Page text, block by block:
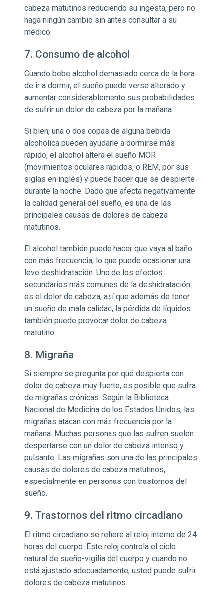
cabeza matutinos reduciendo su ingesta, pero no
haga ningún cambio sin antes consultar a su
médico.
7. Consumo de alcohol
Cuando bebe alcohol demasiado cerca de la hora
de ir a dormir, el sueño puede verse alterado y
aumentar considerablemente sus probabilidades
de sufrir un dolor de cabeza por la mañana.
Si bien, una o dos copas de alguna bebida
alcohólica pueden ayudarle a dormirse más
rápido, el alcohol altera el sueño MOR
(movimientos oculares rápidos, o REM, por sus
siglas en inglés) y puede hacer que se despierte
durante la noche. Dado que afecta negativamente
la calidad general del sueño, es una de las
principales causas de dolores de cabeza
matutinos.
El alcohol también puede hacer que vaya al baño
con más frecuencia, lo que puede ocasionar una
leve deshidratación. Uno de los efectos
secundarios más comunes de la deshidratación
es el dolor de cabeza, así que además de tener
un sueño de mala calidad, la pérdida de líquidos
también puede provocar dolor de cabeza
matutino.
8. Migraña
Si siempre se pregunta por qué despierta con
dolor de cabeza muy fuerte, es posible que sufra
de migrañas crónicas. Según la Biblioteca
Nacional de Medicina de los Estados Unidos, las
migrañas atacan con más frecuencia por la
mañana. Muchas personas que las sufren suelen
despertarse con un dolor de cabeza intenso y
pulsante. Las migrañas son una de las principales
causas de dolores de cabeza matutinos,
especialmente en personas con trastornos del
sueño.
9. Trastornos del ritmo circadiano
El ritmo circadiano se refiere al reloj interno de 24
horas del cuerpo. Este reloj controla el ciclo
natural de sueño-vigilia del cuerpo y cuando no
está ajustado adecuadamente, usted puede sufrir
dolores de cabeza matutinos.